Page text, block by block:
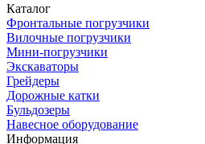
Каталог
Фронтальные погрузчики
Вилочные погрузчики
Мини-погрузчики
Экскаваторы
Грейдеры
Дорожные катки
Бульдозеры
Навесное оборудование
Информация